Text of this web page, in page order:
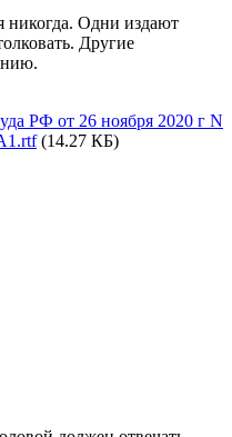
никогда. Одни издают
Другие
РФ от 26 ноября 2020 г N
(14.27 КБ)